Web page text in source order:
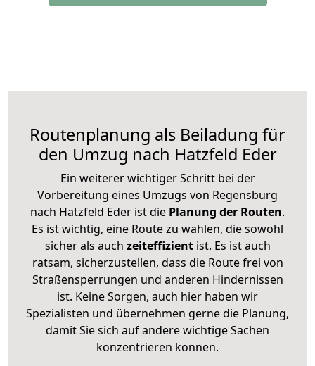
Routenplanung als Beiladung für
den Umzug nach Hatzfeld Eder
Ein weiterer wichtiger Schritt bei der
Vorbereitung eines Umzugs von Regensburg
nach Hatzfeld Eder ist die Planung der Routen.
Es ist wichtig, eine Route zu wählen, die sowohl
sicher als auch zeiteffizientist. Es ist auch
ratsam, sicherzustellen, dass die Route frei von
Straßensperrungen und anderen Hindernissen
ist. Keine Sorgen, auch hier haben wir
Spezialisten und übernehmen gerne die Planung,
damit Sie sich auf andere wichtige Sachen
konzentrieren können.